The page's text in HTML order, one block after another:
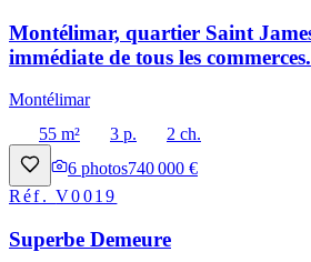
Montélimar, quartier Saint
immédiate de tous les commerces.
Montélimar
55 m²
3 p.
2 ch.
6 photos740 000 €
Réf.V0019
Superbe Demeure